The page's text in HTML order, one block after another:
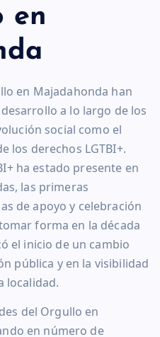
en
en Majadahonda han
a lo largo de los
social como el
los derechos LGTBI+.
ha estado presente en
las primeras
de apoyo y celebración
forma en la década
el inicio de un cambio
pública y en la visibilidad
localidad.
del Orgullo en
en número de